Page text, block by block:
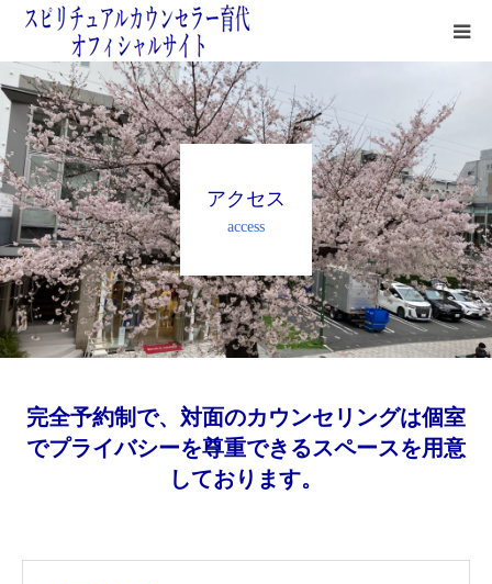
アクセス
access
完全予約制で、対面のカウンセリングは個室
でプライバシーを尊重できるスペースを用意
しております。
鑑定サロン紹介
鑑定方法
よくある質問＆無料占い
鑑定料金＆お支払いについて
四次元の月